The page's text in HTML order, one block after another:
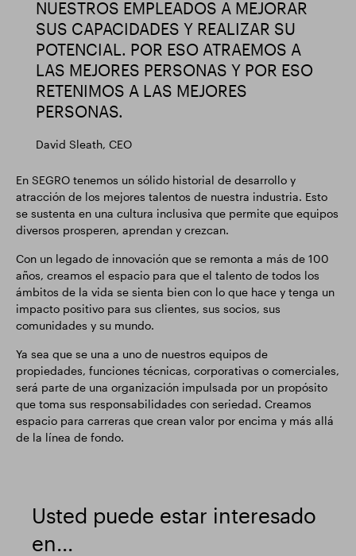
NUESTROS EMPLEADOS A MEJORAR
SUS CAPACIDADES Y REALIZAR SU
POTENCIAL. POR ESO ATRAEMOS A
LAS MEJORES PERSONAS Y POR ESO
RETENIMOS A LAS MEJORES
PERSONAS.
David Sleath, CEO
En SEGRO tenemos un sólido historial de desarrollo y
atracción de los mejores talentos de nuestra industria. Esto
se sustenta en una cultura inclusiva que permite que equipos
diversos prosperen, aprendan y crezcan.
Con un legado de innovación que se remonta a más de 100
años, creamos el espacio para que el talento de todos los
ámbitos de la vida se sienta bien con lo que hace y tenga un
impacto positivo para sus clientes, sus socios, sus
comunidades y su mundo.
Ya sea que se una a uno de nuestros equipos de
propiedades, funciones técnicas, corporativas o comerciales,
será parte de una organización impulsada por un propósito
que toma sus responsabilidades con seriedad. Creamos
espacio para carreras que crean valor por encima y más allá
de la línea de fondo.
Usted puede estar interesado
en...